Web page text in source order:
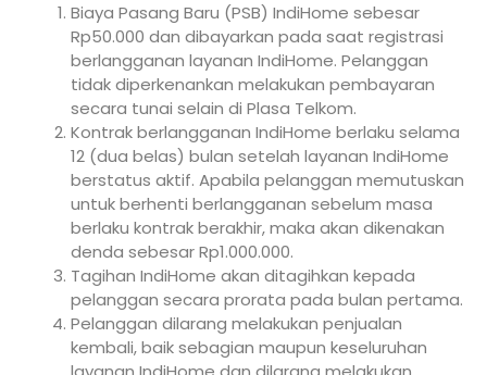
Biaya Pasang Baru (PSB) IndiHome sebesar
Rp50.000 dan dibayarkan pada saat registrasi
berlangganan layanan IndiHome. Pelanggan
tidak diperkenankan melakukan pembayaran
secara tunai selain di Plasa Telkom.
Kontrak berlangganan IndiHome berlaku selama
12 (dua belas) bulan setelah layanan IndiHome
berstatus aktif. Apabila pelanggan memutuskan
untuk berhenti berlangganan sebelum masa
berlaku kontrak berakhir, maka akan dikenakan
denda sebesar Rp1.000.000.
Tagihan IndiHome akan ditagihkan kepada
pelanggan secara prorata pada bulan pertama.
Pelanggan dilarang melakukan penjualan
kembali, baik sebagian maupun keseluruhan